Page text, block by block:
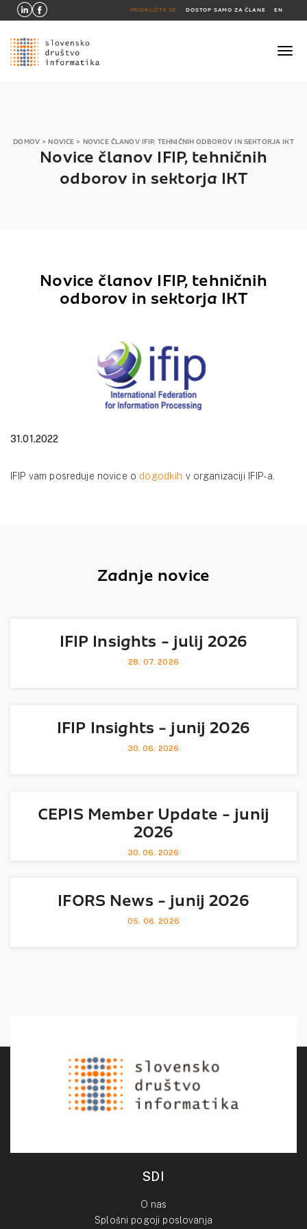
PRIDRUŽITE SE DOSTOP SAMO ZA ČLANE EN
DOMOV> NOVICE > NOVICE ČLANOV IFIP, TEHNIČNIH ODBOROV IN SEKTORJA IKT
Novice članov IFIP, tehničnih
odborov in sektorja IKT
Novice članov IFIP, tehničnih
odborov in sektorja IKT
31.01.2022
IFIP vam posreduje novice o dogodkih v organizaciji IFIP-a.
Zadnje novice
IFIP Insights - julij 2026
28. 07. 2026
IFIP Insights - junij 2026
30. 06. 2026
CEPIS Member Update - junij
2026
30. 06. 2026
IFORS News - junij 2026
05. 06. 2026
SDI
O nas
Splošni pogoji poslovanja